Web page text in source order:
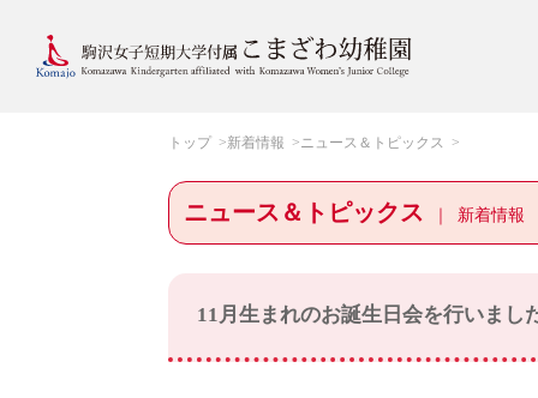
トップ 新着情報 ニュース＆トピックス
ニュース＆トピックス 新着情報
11月生まれのお誕生日会を行いまし